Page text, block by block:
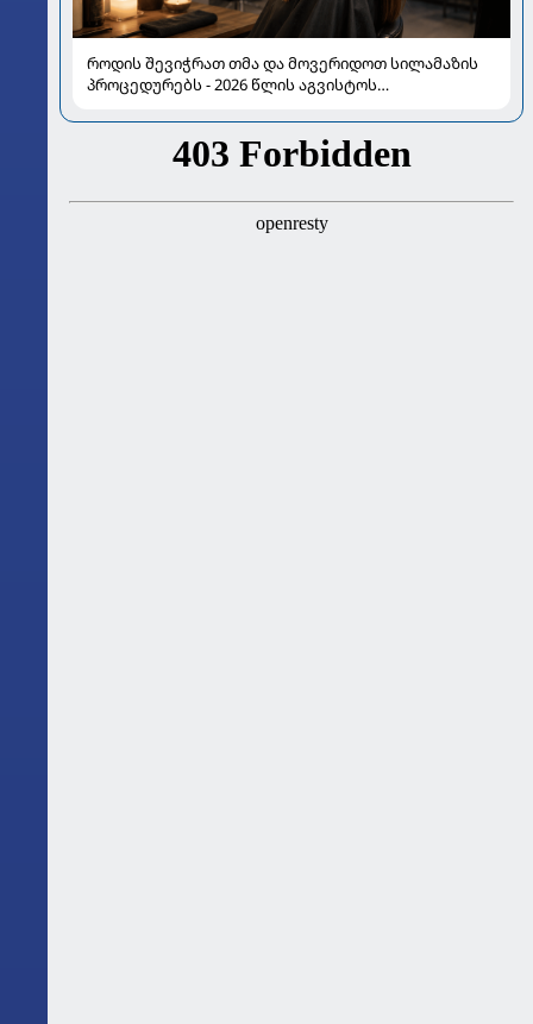
როდის შევიჭრათ თმა და მოვერიდოთ სილამაზის
პროცედურებს - 2026 წლის აგვისტოს